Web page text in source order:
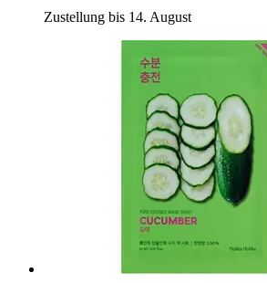
Zustellung bis 14. August